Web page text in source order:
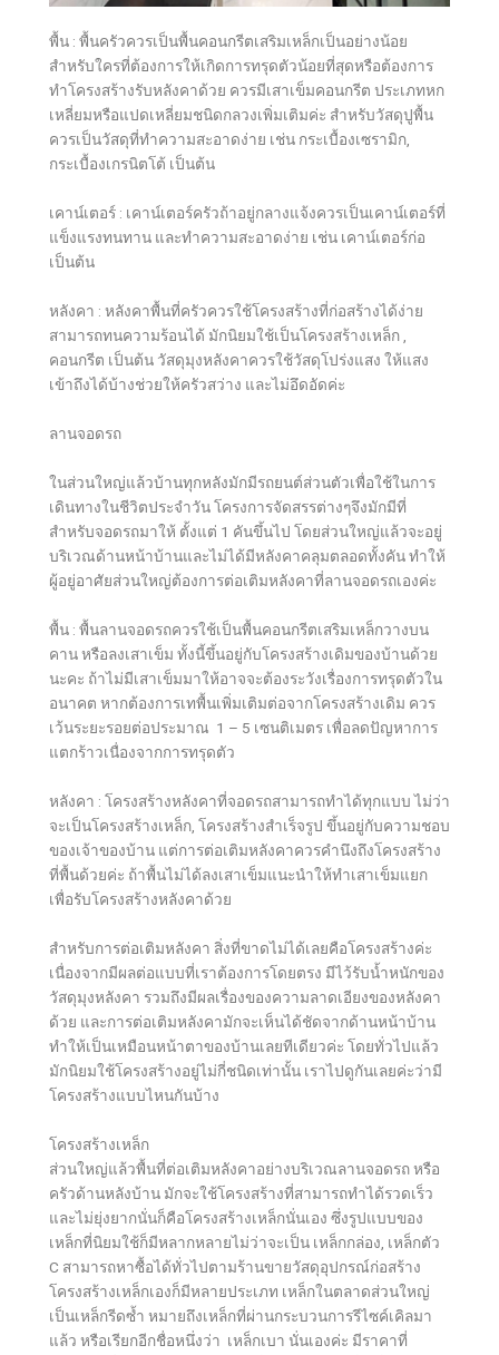
พื้น : พื้นครัวควรเป็นพื้นคอนกรีตเสริมเหล็กเป็นอย่างน้อย
สำหรับใครที่ต้องการให้เกิดการทรุดตัวน้อยที่สุดหรือต้องการ
ทำโครงสร้างรับหลังคาด้วย ควรมีเสาเข็มคอนกรีต ประเภทหก
เหลี่ยมหรือแปดเหลี่ยมชนิดกลวงเพิ่มเติมค่ะ สำหรับวัสดุปูพื้น
ควรเป็นวัสดุที่ทำความสะอาดง่าย เช่น กระเบื้องเซรามิก,
กระเบื้องเกรนิตโต้ เป็นต้น
เคาน์เตอร์ : เคาน์เตอร์ครัวถ้าอยู่กลางแจ้งควรเป็นเคาน์เตอร์ที่
แข็งแรงทนทาน และทำความสะอาดง่าย เช่น เคาน์เตอร์ก่อ
เป็นต้น
หลังคา : หลังคาพื้นที่ครัวควรใช้โครงสร้างที่ก่อสร้างได้ง่าย
สามารถทนความร้อนได้ มักนิยมใช้เป็นโครงสร้างเหล็ก ,
คอนกรีต เป็นต้น วัสดุมุงหลังคาควรใช้วัสดุโปร่งแสง ให้แสง
เข้าถึงได้บ้างช่วยให้ครัวสว่าง และไม่อึดอัดค่ะ
ลานจอดรถ
ในส่วนใหญ่แล้วบ้านทุกหลังมักมีรถยนต์ส่วนตัวเพื่อใช้ในการ
เดินทางในชีวิตประจำวัน โครงการจัดสรรต่างๆจึงมักมีที่
สำหรับจอดรถมาให้ ตั้งแต่ 1 คันขึ้นไป โดยส่วนใหญ่แล้วจะอยู่
บริเวณด้านหน้าบ้านและไม่ได้มีหลังคาคลุมตลอดทั้งคัน ทำให้
ผู้อยู่อาศัยส่วนใหญ่ต้องการต่อเติมหลังคาที่ลานจอดรถเองค่ะ
พื้น : พื้นลานจอดรถควรใช้เป็นพื้นคอนกรีตเสริมเหล็กวางบน
คาน หรือลงเสาเข็ม ทั้งนี้ขึ้นอยู่กับโครงสร้างเดิมของบ้านด้วย
นะคะ ถ้าไม่มีเสาเข็มมาให้อาจจะต้องระวังเรื่องการทรุดตัวใน
อนาคต หากต้องการเทพื้นเพิ่มเติมต่อจากโครงสร้างเดิม ควร
เว้นระยะรอยต่อประมาณ 1 – 5 เซนติเมตร เพื่อลดปัญหาการ
แตกร้าวเนื่องจากการทรุดตัว
หลังคา : โครงสร้างหลังคาที่จอดรถสามารถทำได้ทุกแบบ ไม่ว่า
จะเป็นโครงสร้างเหล็ก, โครงสร้างสำเร็จรูป ขึ้นอยู่กับความชอบ
ของเจ้าของบ้าน แต่การต่อเติมหลังคาควรคำนึงถึงโครงสร้าง
ที่พื้นด้วยค่ะ ถ้าพื้นไม่ได้ลงเสาเข็มแนะนำให้ทำเสาเข็มแยก
เพื่อรับโครงสร้างหลังคาด้วย
สำหรับการต่อเติมหลังคา สิ่งที่ขาดไม่ได้เลยคือโครงสร้างค่ะ
เนื่องจากมีผลต่อแบบที่เราต้องการโดยตรง มีไว้รับน้ำหนักของ
วัสดุมุงหลังคา รวมถึงมีผลเรื่องของความลาดเอียงของหลังคา
ด้วย และการต่อเติมหลังคามักจะเห็นได้ชัดจากด้านหน้าบ้าน
ทำให้เป็นเหมือนหน้าตาของบ้านเลยทีเดียวค่ะ โดยทั่วไปแล้ว
มักนิยมใช้โครงสร้างอยู่ไม่กี่ชนิดเท่านั้น เราไปดูกันเลยค่ะว่ามี
โครงสร้างแบบไหนกันบ้าง
โครงสร้างเหล็ก
ส่วนใหญ่แล้วพื้นที่ต่อเติมหลังคาอย่างบริเวณลานจอดรถ หรือ
ครัวด้านหลังบ้าน มักจะใช้โครงสร้างที่สามารถทำได้รวดเร็ว
และไม่ยุ่งยากนั่นก็คือโครงสร้างเหล็กนั่นเอง ซึ่งรูปแบบของ
เหล็กที่นิยมใช้ก็มีหลากหลายไม่ว่าจะเป็น เหล็กกล่อง, เหล็กตัว
C สามารถหาซื้อได้ทั่วไปตามร้านขายวัสดุอุปกรณ์ก่อสร้าง
โครงสร้างเหล็กเองก็มีหลายประเภท เหล็กในตลาดส่วนใหญ่
เป็นเหล็กรีดซ้ำ หมายถึงเหล็กที่ผ่านกระบวนการรีไซค์เคิลมา
แล้ว หรือเรียกอีกชื่อหนึ่งว่า เหล็กเบา นั่นเองค่ะ มีราคาที่